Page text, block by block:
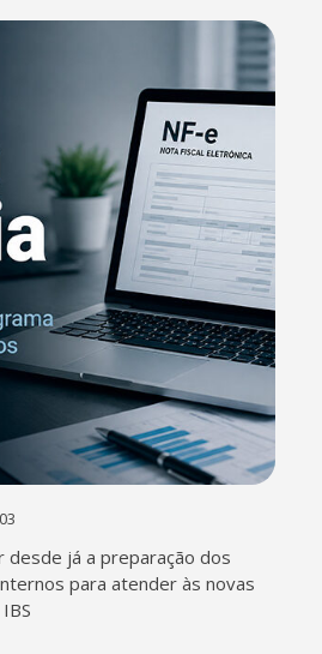
desde já a preparação dos
para atender às novas